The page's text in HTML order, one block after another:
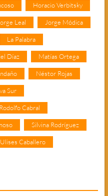
Horacio Verbitsky
Leal Jorge Módica
La Palabra
Díaz Matías Ortega
Néstor Rojas
Sur
Rodolfo Cabral
Silvina Rodríguez
Ulises Caballero